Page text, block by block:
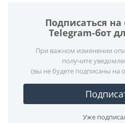
Подписаться
Telegram-бот
При важном изменении
получите
(вы не будете подписаны на
Уже